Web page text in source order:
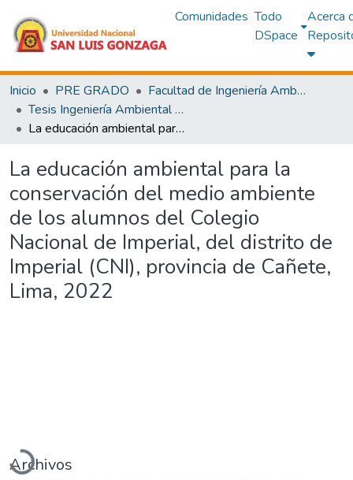
Comunidades Todo
DSpace
Acerca
Inicio PRE GRADO
Facultad de Ingeniería Ambiental y Sanitaria
Tesis Ingeniería Ambiental y Sanitaria
La educación ambiental para la conservación del medio ambiente de los alumnos del Colegio Nacional de Imperial, del distrito de Imperial (CNI), provincia de Cañete, Lima, 2022
La educación ambiental para la
conservación del medio ambiente
de los alumnos del Colegio
Nacional de Imperial, del distrito de
Imperial (CNI), provincia de Cañete,
Lima, 2022
Cargando...
Archivos